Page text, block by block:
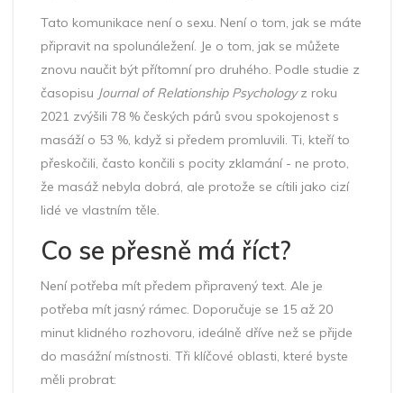
Tato komunikace není o sexu. Není o tom, jak se máte
připravit na spolunáležení. Je o tom, jak se můžete
znovu naučit být přítomní pro druhého. Podle studie z
časopisu Journal of Relationship Psychologyz roku
2021 zvýšili 78 % českých párů svou spokojenost s
masáží o 53 %, když si předem promluvili. Ti, kteří to
přeskočili, často končili s pocity zklamání - ne proto,
že masáž nebyla dobrá, ale protože se cítili jako cizí
lidé ve vlastním těle.
Co se přesně má říct?
Není potřeba mít předem připravený text. Ale je
potřeba mít jasný rámec. Doporučuje se 15 až 20
minut klidného rozhovoru, ideálně dříve než se přijde
do masážní místnosti. Tři klíčové oblasti, které byste
měli probrat: